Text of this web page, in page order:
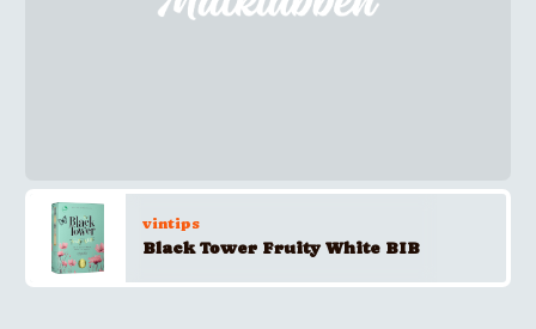
vintips
Black Tower Fruity White BIB